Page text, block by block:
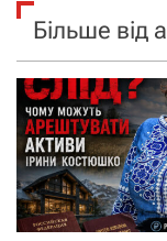
Більше від